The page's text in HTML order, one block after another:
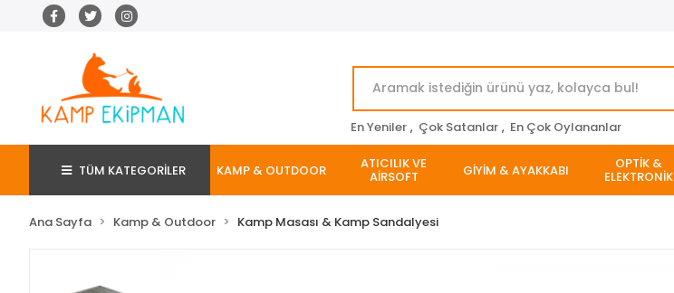
En Yeniler , Çok Satanlar , En Çok Oylananlar
TÜM KATEGORİLER KAMP & OUTDOOR ATICILIK VE
AİRSOFT GİYİM & AYAKKABI OPTİK &
ELEKTRONİK
Ana Sayfa Kamp & Outdoor Kamp Masası & Kamp Sandalyesi